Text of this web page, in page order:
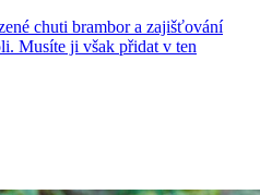
chuti brambor a zajišťování
Musíte ji však přidat v ten